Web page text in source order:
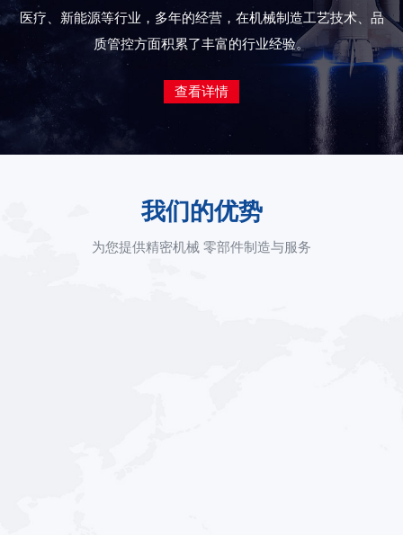
医疗、新能源等行业，多年的经营，在机械制造工艺技术、品
质管控方面积累了丰富的行业经验。
查看详情
我们的优势
为您提供精密机械 零部件制造与服务